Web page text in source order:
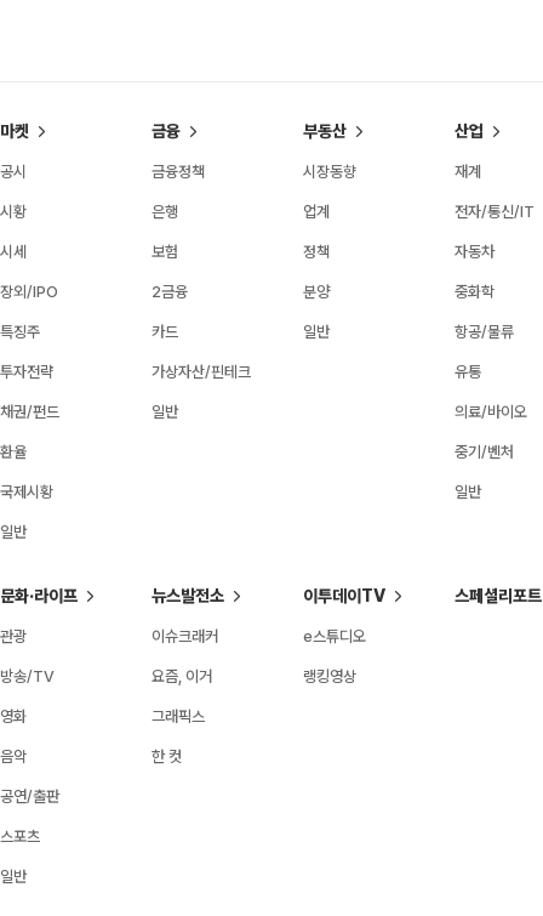
마켓
공시
시황
시세
장외/IPO
특징주
투자전략
채권/펀드
환율
국제시황
일반
금융
금융정책
은행
보험
2금융
카드
가상자산/핀테크
일반
부동산
시장동향
업계
정책
분양
일반
산업
재계
전자/통신/IT
자동차
중화학
항공/물류
유통
의료/바이오
중기/벤처
일반
문화·라이프
관광
방송/TV
영화
음악
공연/출판
스포츠
일반
뉴스발전소
이슈크래커
요즘, 이거
그래픽스
한 컷
이투데이TV
e스튜디오
랭킹영상
스페셜리포트